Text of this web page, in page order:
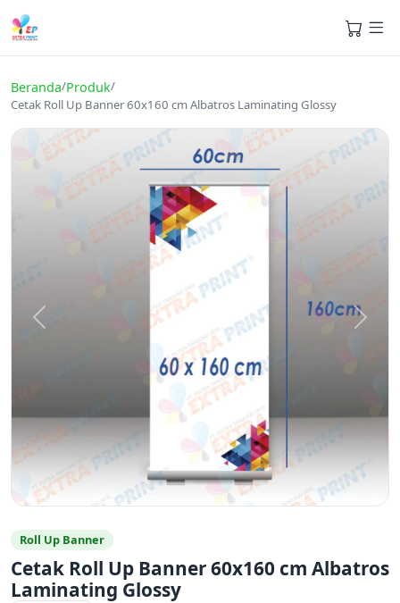
Beranda/Produk/
Cetak Roll Up Banner 60x160 cm Albatros Laminating Glossy
Roll Up Banner
Cetak Roll Up Banner 60x160 cm Albatros
Laminating Glossy